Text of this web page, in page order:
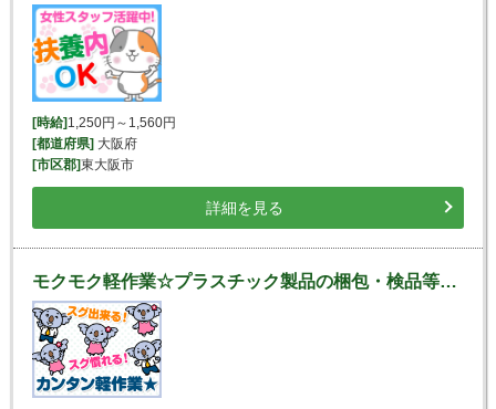
[時給] 1,250円～1,560円
[都道府県] 大阪府
[市区郡]東大阪市
詳細を見る
モクモク軽作業☆プラスチック製品の梱包・検品等の軽作業☆